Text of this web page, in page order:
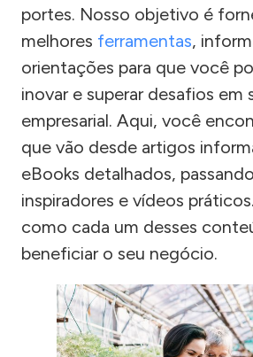
portes. Nosso objetivo é
melhores ferramentas,
orientações para que você
inovar e superar desafios em
empresarial. Aqui, você
que vão desde artigos
eBooks detalhados,
inspiradores e vídeos
como cada um desses
beneficiar o seu negócio.